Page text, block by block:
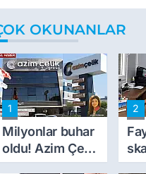
OKUNANLAR
1
Milyonlar buhar
oldu! Azim Çelik
inşaat mağduru
2